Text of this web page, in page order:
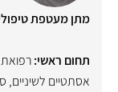
מתן מעטפת
תחום ראשי:רפואת
אסתטיים לשיניים,